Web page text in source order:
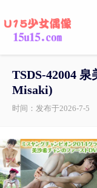
TSDS-42004
Misaki)
时间：发布于2026-7-5